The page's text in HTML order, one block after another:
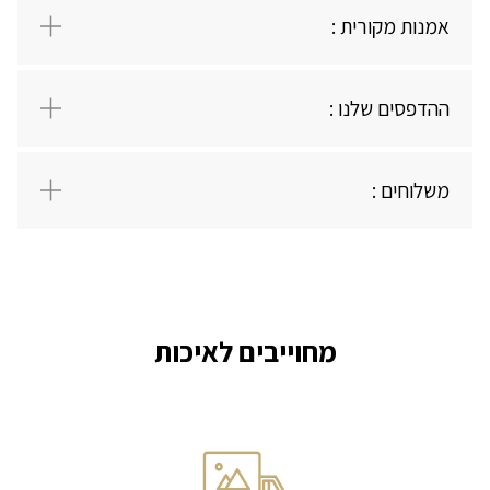
אמנות מקורית :
ההדפסים שלנו :
משלוחים :
מחוייבים לאיכות